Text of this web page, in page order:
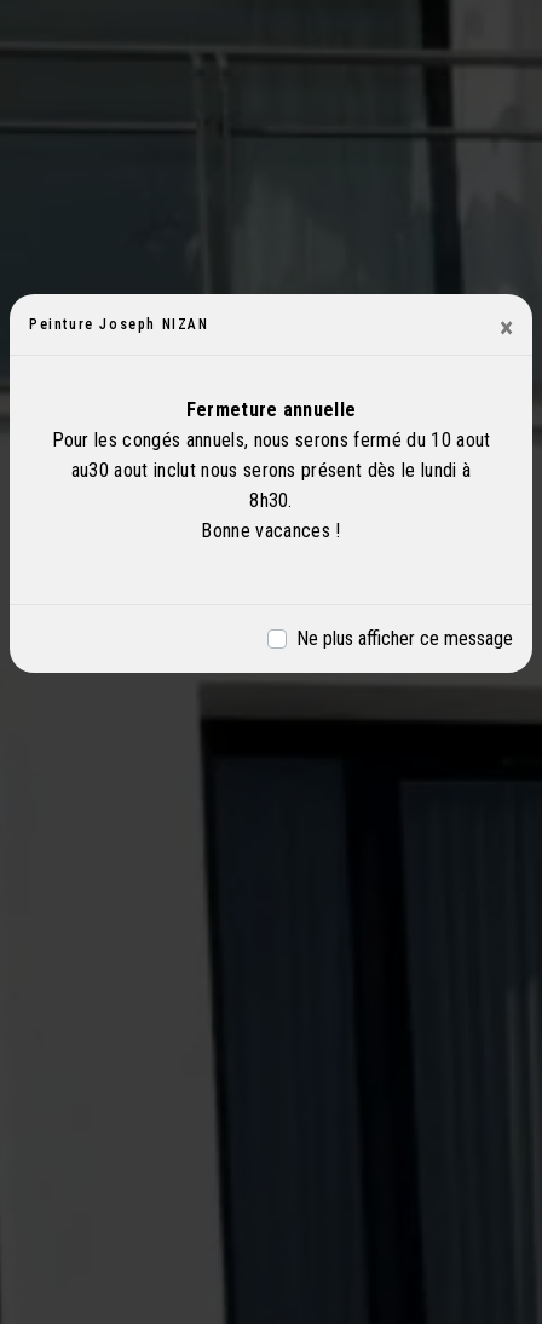
Peinture Joseph NIZAN ×
Fermeture annuelle
Pour les congés annuels, nous serons fermé du 10 aout
au30 aout inclut nous serons présent dès le lundi à
8h30.
Bonne vacances !
Ne plus afficher ce message